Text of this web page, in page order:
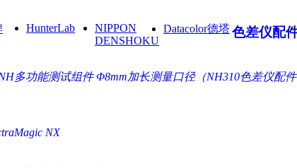
HunterLab
NIPPON
DENSHOKU
Datacolor德塔色差仪配
多功能测试组件 Φ8mm加长测量口径（NH310色差仪配件
NX